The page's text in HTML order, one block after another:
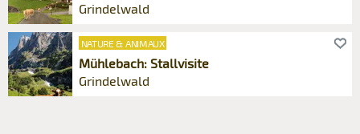
Grindelwald
NATURE & ANIMAUX
Mühlebach: Stallvisite
Grindelwald